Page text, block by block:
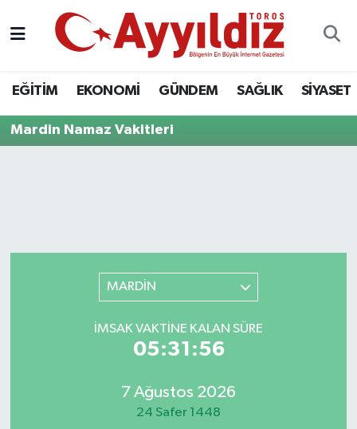
EĞİTİM EKONOMİ GÜNDEM SAĞLIK SİYASET
Mardin Namaz Vakitleri
MARDİN
İMSAK VAKTINE KALAN SÜRE
05:31:56
7 Ağustos 2026
24 Safer 1448